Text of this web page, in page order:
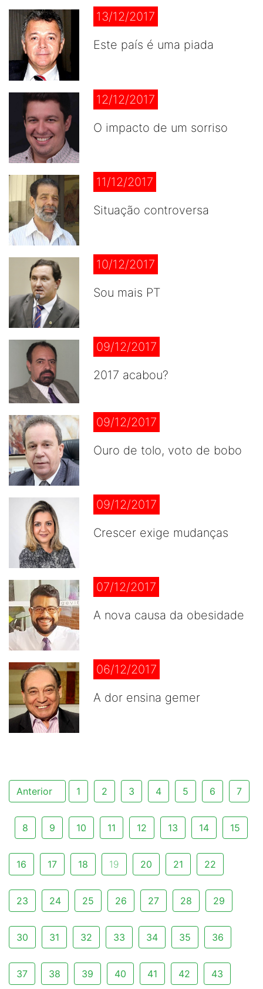
13/12/2017
Este país é uma piada
12/12/2017
O impacto de um sorriso
11/12/2017
Situação controversa
10/12/2017
Sou mais PT
09/12/2017
2017 acabou?
09/12/2017
Ouro de tolo, voto de bobo
09/12/2017
Crescer exige mudanças
07/12/2017
A nova causa da obesidade
06/12/2017
A dor ensina gemer
Anterior 1 2 3 4 5 6 7
8 9 10 11 12 13 14 15
16 17 18 19 20 21 22
23 24 25 26 27 28 29
30 31 32 33 34 35 36
37 38 39 40 41 42 43